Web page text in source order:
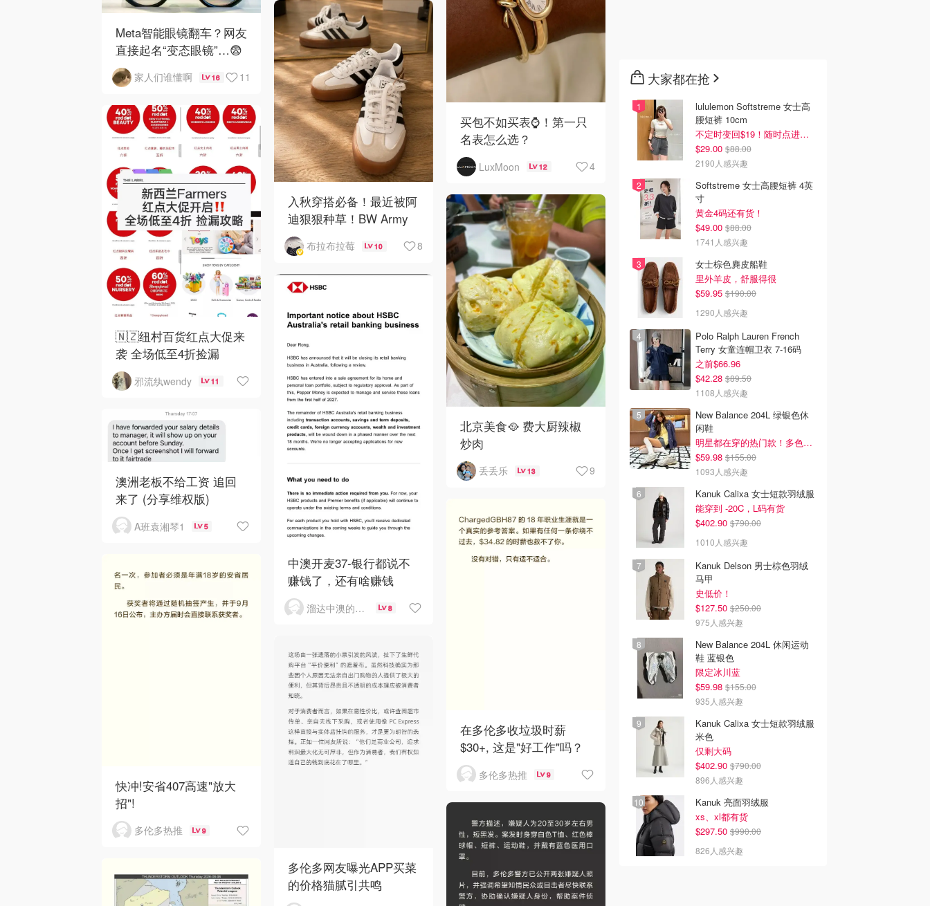
买包不如买表⌚️！第一只
名表怎么选？
LuxMoon 12 4
Meta智能眼镜翻车？网友
直接起名“变态眼镜”…😨
家人们谁懂啊 16 11
入秋穿搭必备！最近被阿
迪狠狠种草！BW Army
和 Sambae 值得拥有！
布拉布拉莓 10 8
🇳🇿纽村百货红点大促来
袭 全场低至4折捡漏
邪流纨wendy 11
北京美食🥘 费大厨辣椒
炒肉
丢丢乐 13 9
中澳开麦37-银行都说不
赚钱了，还有啥赚钱
溜达中澳的王公子 8
澳洲老板不给工资 追回
来了 (分享维权版)
A班袁湘琴1 5
在多伦多收垃圾时薪
$30+, 这是"好工作"吗？
多伦多热推 9
快冲!安省407高速"放大
招"!
多伦多热推 9
多伦多网友曝光APP买菜
的价格猫腻引共鸣
大家都在抢
lululemon Softstreme 女士高
腰短裤 10cm
不定时变回$19！随时点进来看
$29.00 $88.00
2190人感兴趣
Softstreme 女士高腰短裤 4英
寸
黄金4码还有货！
$49.00 $88.00
1741人感兴趣
女士棕色麂皮船鞋
里外羊皮，舒服得很
$59.95 $190.00
1290人感兴趣
Polo Ralph Lauren French
Terry 女童连帽卫衣 7-16码
之前$66.96
$42.28 $89.50
1108人感兴趣
New Balance 204L 绿银色休
闲鞋
明星都在穿的热门款！多色可选 3.8折
$59.98 $155.00
1093人感兴趣
Kanuk Calixa 女士短款羽绒服
能穿到 -20C，L码有货
$402.90 $790.00
1010人感兴趣
Kanuk Delson 男士棕色羽绒
马甲
史低价！
$127.50 $250.00
975人感兴趣
New Balance 204L 休闲运动
鞋 蓝银色
限定冰川蓝
$59.98 $155.00
935人感兴趣
Kanuk Calixa 女士短款羽绒服
米色
仅剩大码
$402.90 $790.00
896人感兴趣
Kanuk 亮面羽绒服
xs、xl都有货
$297.50 $990.00
826人感兴趣